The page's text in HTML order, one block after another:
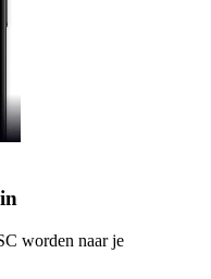
worden naar je